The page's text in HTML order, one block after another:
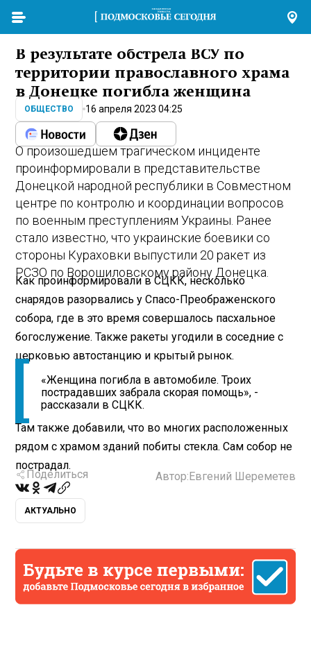
В результате обстрела ВСУ по
территории православного храма
в Донецке погибла женщина
ОБЩЕСТВО 16 апреля 2023 04:25
О произошедшем трагическом инциденте
проинформировали в представительстве
Донецкой народной республики в Совместном
центре по контролю и координации вопросов
по военным преступлениям Украины. Ранее
стало известно, что украинские боевики со
стороны Кураховки выпустили 20 ракет из
РСЗО по Ворошиловскому району Донецка.
Как проинформировали в СЦКК, несколько
снарядов разорвались у Спасо-Преображенского
собора, где в это время совершалось пасхальное
богослужение. Также ракеты угодили в соседние с
церковью автостанцию и крытый рынок.
«Женщина погибла в автомобиле. Троих
пострадавших забрала скорая помощь», -
рассказали в СЦКК.
Там также добавили, что во многих расположенных
рядом с храмом зданий побиты стекла. Сам собор не
пострадал.
Поделиться Автор: Евгений Шереметев
АКТУАЛЬНО